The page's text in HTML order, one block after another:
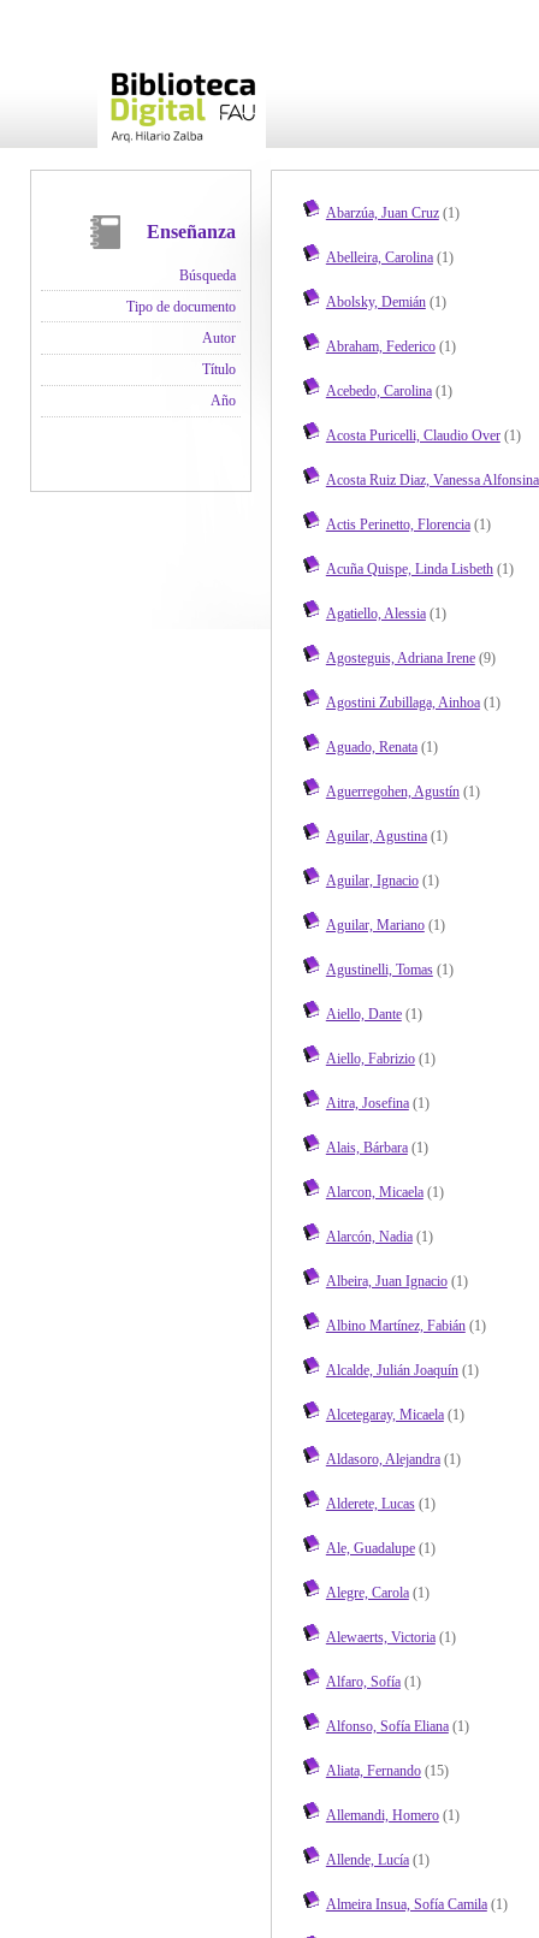
Enseñanza
Búsqueda
Tipo de documento
Autor
Título
Año
Abarzúa, Juan Cruz(1)
Abelleira, Carolina(1)
Abolsky, Demián(1)
Abraham, Federico(1)
Acebedo, Carolina(1)
Acosta Puricelli, Claudio Over(1)
Acosta Ruiz Diaz, Vanessa Alfonsina
Actis Perinetto, Florencia(1)
Acuña Quispe, Linda Lisbeth(1)
Agatiello, Alessia(1)
Agosteguis, Adriana Irene(9)
Agostini Zubillaga, Ainhoa(1)
Aguado, Renata(1)
Aguerregohen, Agustín(1)
Aguilar, Agustina(1)
Aguilar, Ignacio(1)
Aguilar, Mariano(1)
Agustinelli, Tomas(1)
Aiello, Dante(1)
Aiello, Fabrizio(1)
Aitra, Josefina(1)
Alais, Bárbara(1)
Alarcon, Micaela(1)
Alarcón, Nadia(1)
Albeira, Juan Ignacio(1)
Albino Martínez, Fabián(1)
Alcalde, Julián Joaquín(1)
Alcetegaray, Micaela(1)
Aldasoro, Alejandra(1)
Alderete, Lucas(1)
Ale, Guadalupe(1)
Alegre, Carola(1)
Alewaerts, Victoria(1)
Alfaro, Sofía(1)
Alfonso, Sofía Eliana(1)
Aliata, Fernando(15)
Allemandi, Homero(1)
Allende, Lucía(1)
Almeira Insua, Sofía Camila(1)